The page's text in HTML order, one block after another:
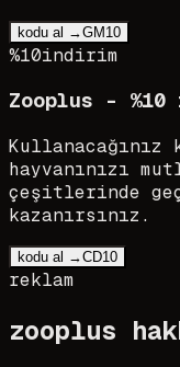
kodu al →GM10
%10indirim
Zooplus -
hayvanınızı
çeşitlerinde
kazanırsınız.
kodu al →CD10
reklam
zooplus